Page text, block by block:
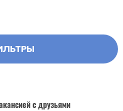
с друзьями